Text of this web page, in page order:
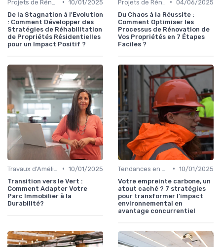
• 10/01/2025
De la Stagnation à l'Evolution
: Comment Développer des
Stratégies de Réhabilitation
de Propriétés Résidentielles
pour un Impact Positif ?
• 04/06/2025
Du Chaos à la Réussite :
Comment Optimiser les
Processus de Rénovation de
Vos Propriétés en 7 Étapes
Faciles ?
• 10/01/2025
Transition vers le Vert :
Comment Adapter Votre
Parc Immobilier à la
Durabilité?
• 10/01/2025
Votre empreinte carbone, un
atout caché ? 7 stratégies
pour transformer l’impact
environnemental en
avantage concurrentiel